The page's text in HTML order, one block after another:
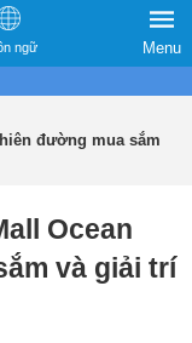
ngữ Menu
đường mua sắm
Ocean
và giải trí